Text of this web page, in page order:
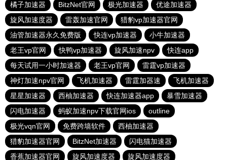
橘子加速器
BitzNet官网 极光加速器
优途加速器
旋风加速度器
雷轰加速官网
猎豹vp加速器官网
油管加速器永久免费版
快连vp加速器
小牛加速器
老王vp官网
快鸭vp加速器 旋风加速npv
快连app
每天试用一小时加速器
老王vp官网
雷霆vp加速器
神灯加速npv官网
飞机加速器 雷霆加器速
飞机加速器
星星加速器
西柚加速器 快连加速器app
暴雪加速器
闪电加速器
蚂蚁加速npv下载官网ios
outline
极光vqn官网
免费跨墙软件
西柚加速器
猎豹加速器官网
BitzNet加速器
闪电猫加速器
香蕉加速器官网
旋风加速度器 旋风加速度器